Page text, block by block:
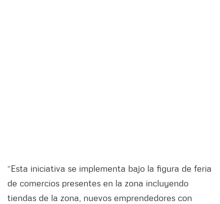
“Esta iniciativa se implementa bajo la figura de feria
de comercios presentes en la zona incluyendo
tiendas de la zona, nuevos emprendedores con